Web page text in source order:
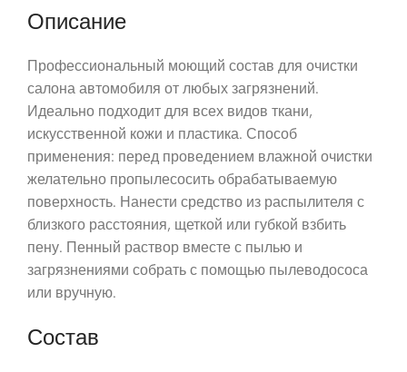
Описание
Профессиональный моющий состав для очистки
салона автомобиля от любых загрязнений.
Идеально подходит для всех видов ткани,
искусственной кожи и пластика. Способ
применения: перед проведением влажной очистки
желательно пропылесосить обрабатываемую
поверхность. Нанести средство из распылителя с
близкого расстояния, щеткой или губкой взбить
пену. Пенный раствор вместе с пылью и
загрязнениями собрать с помощью пылеводососа
или вручную.
Состав